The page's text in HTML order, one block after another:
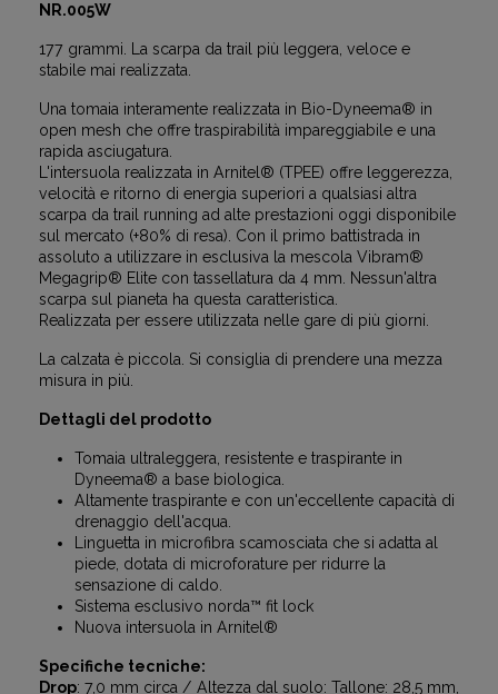
NR.005W
177 grammi. La scarpa da trail più leggera, veloce e
stabile mai realizzata.
Una tomaia interamente realizzata in Bio-Dyneema® in
open mesh che offre traspirabilità impareggiabile e una
rapida asciugatura.
L'intersuola realizzata in Arnitel® (TPEE) offre leggerezza,
velocità e ritorno di energia superiori a qualsiasi altra
scarpa da trail running ad alte prestazioni oggi disponibile
sul mercato (+80% di resa). Con il primo battistrada in
assoluto a utilizzare in esclusiva la mescola Vibram®
Megagrip® Elite con tassellatura da 4 mm. Nessun'altra
scarpa sul pianeta ha questa caratteristica.
Realizzata per essere utilizzata nelle gare di più giorni.
La calzata è piccola. Si consiglia di prendere una mezza
misura in più.
Dettagli del prodotto
Tomaia ultraleggera, resistente e traspirante in
Dyneema® a base biologica.
Altamente traspirante e con un'eccellente capacità di
drenaggio dell'acqua.
Linguetta in microfibra scamosciata che si adatta al
piede, dotata di microforature per ridurre la
sensazione di caldo.
Sistema esclusivo norda™ fit lock
Nuova intersuola in Arnitel®
Specifiche tecniche:
Drop: 7,0 mm circa / Altezza dal suolo: Tallone: 28,5 mm,